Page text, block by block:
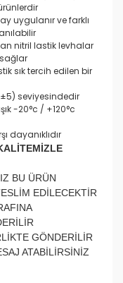
uygulanır ve farklı
nitril lastik levhalar
sık tercih edilen bir
seviyesindedir
-20°c / +120°c
dayanıklıdır
BU ÜRÜN
EDİLECEKTİR
GÖNDERİLİR
ATABİLİRSİNİZ